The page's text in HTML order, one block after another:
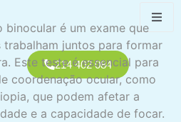
214 402 084
binocular é um exame que
juntos para formar
Este teste é essencial para
coordenação ocular, como
que podem afetar a
e a capacidade de focar.